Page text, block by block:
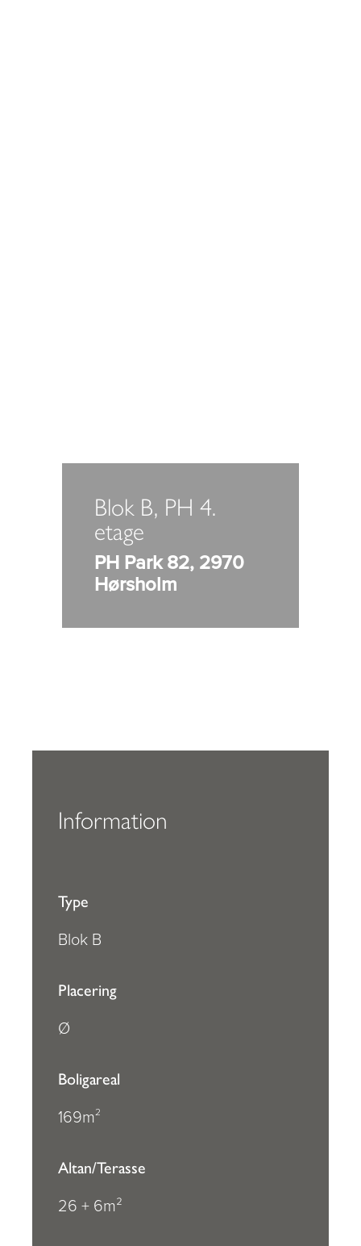
Blok B, PH 4.
etage
PH Park 82, 2970
Hørsholm
Information
Type
Blok B
Placering
Ø
Boligareal
169m2
Altan/Terasse
26 + 6m²